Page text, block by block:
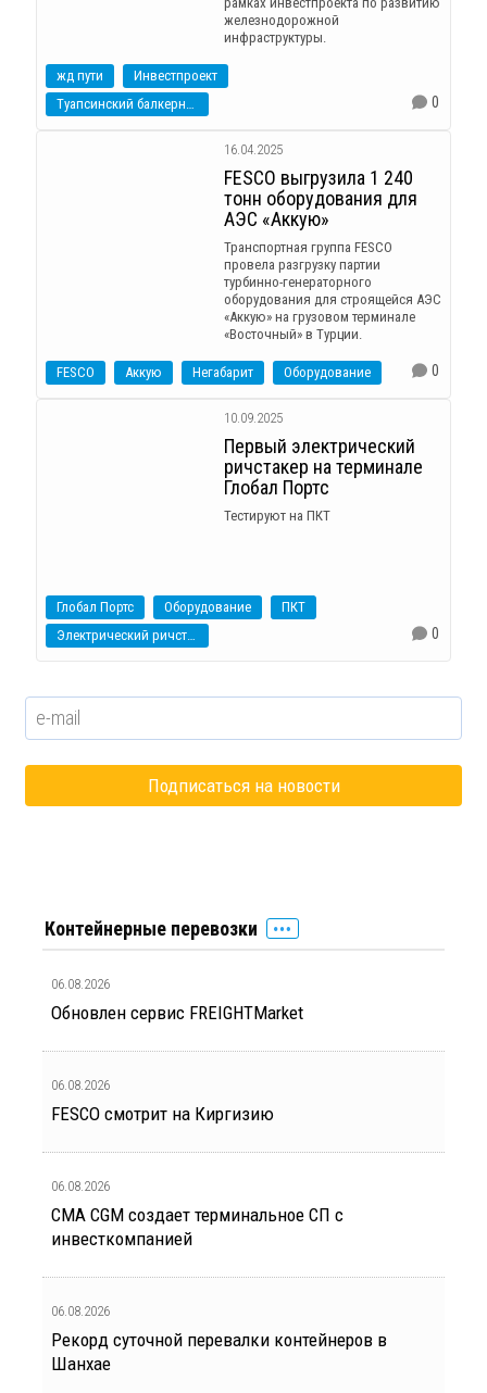
железнодорожной
инфраструктуры.
жд пути
Инвестпроект
0
16.04.2025
FESCO выгрузила 1 240
тонн оборудования для
АЭС «Аккую»
Транспортная группа FESCO
провела разгрузку партии
турбинно-генераторного
оборудования для строящейся АЭС
«Аккую» на грузовом терминале
«Восточный» в Турции.
FESCO Аккую Негабарит Оборудование 0
10.09.2025
Первый электрический
ричстакер на терминале
Глобал Портс
Тестируют на ПКТ
Глобал Портс Оборудование
ПКТ
0
Контейнерные перевозки
06.08.2026
Обновлен сервис FREIGHTMarket
06.08.2026
FESCO смотрит на Киргизию
06.08.2026
CMA CGM создает терминальное СП с
инвесткомпанией
06.08.2026
Рекорд суточной перевалки контейнеров в
Шанхае